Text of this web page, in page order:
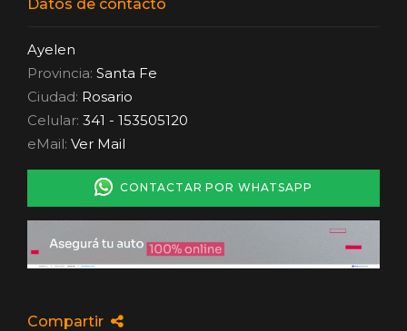
Datos de contacto
Ayelen
Provincia: Santa Fe
Ciudad: Rosario
Celular: 341 - 153505120
eMail: Ver Mail
CONTACTAR POR WHATSAPP
Compartir